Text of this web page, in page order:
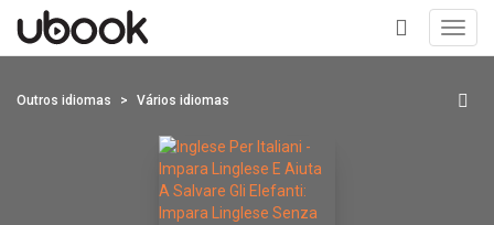
+
Outros idiomas Vários idiomas